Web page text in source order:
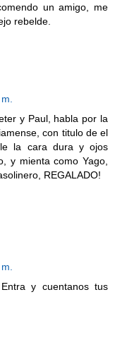
un amigo, me
rebelde.
y Paul, habla por la
con titulo de el
la cara dura y ojos
y mienta como Yago,
REGALADO!
y cuentanos tus